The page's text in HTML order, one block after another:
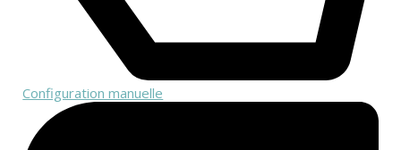
Configuration manuelle